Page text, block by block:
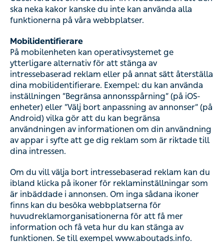
av informationen om din användning av appar i syfte att
ge dig reklam som är riktade till dina intressen.
Om du vill välja bort intressebaserad reklam kan du
ibland klicka på ikoner för reklaminställningar som är
inbäddade i annonsen. Om inga sådana ikoner finns kan
du besöka webbplatserna för
huvudreklamorganisationerna för att få mer information
och få veta hur du kan stänga av funktionen. Se till
exempel www.aboutads.info.
Personuppgifter
I den omfattning vi samlar in eller på annat sätt bearbetar
kakor, används denna information så som beskrivs i vår
integritetspolicy. Integritetspolicyn innehåller också
information om vilket företag i Kry/Livi-koncernen som
ansvarar för att behandla dina personuppgifter,
information om dina rättigheter och hur du kan utöva dem
samt annan relevant information om vår behandling av
dina personuppgifter.